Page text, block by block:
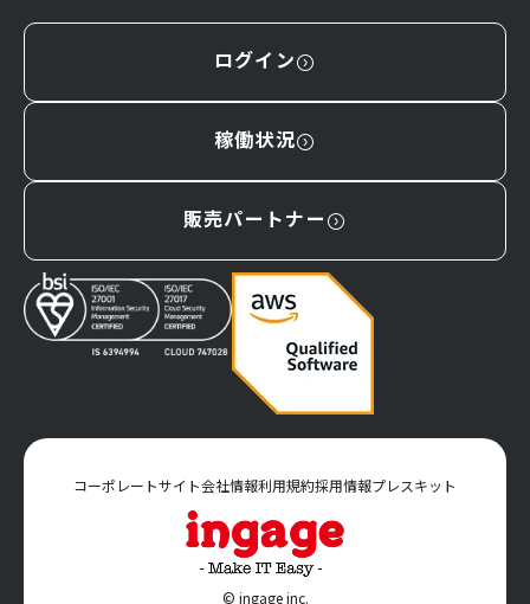
ログイン
稼働状況
販売パートナー
コーポレートサイト会社情報利用規約採用情報プレスキット
© ingage inc.